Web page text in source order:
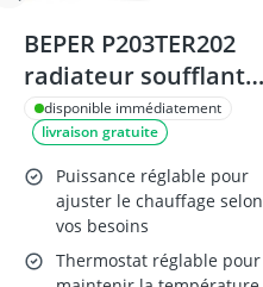
BEPER P203TER202
radiateur soufflant
2000W
disponible immédiatement
livraison gratuite
Puissance réglable pour
ajuster le chauffage selon
vos besoins
Thermostat réglable pour